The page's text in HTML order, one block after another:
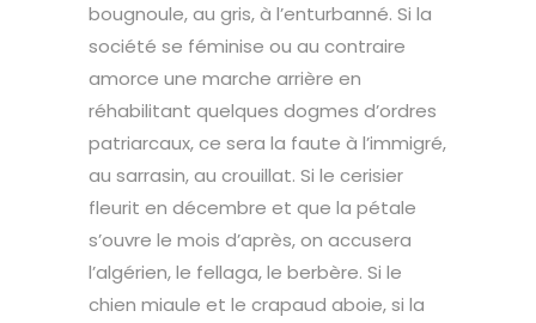
bougnoule, au gris, à l’enturbanné. Si la
société se féminise ou au contraire
amorce une marche arrière en
réhabilitant quelques dogmes d’ordres
patriarcaux, ce sera la faute à l’immigré,
au sarrasin, au crouillat. Si le cerisier
fleurit en décembre et que la pétale
s’ouvre le mois d’après, on accusera
l’algérien, le fellaga, le berbère. Si le
chien miaule et le crapaud aboie, si la